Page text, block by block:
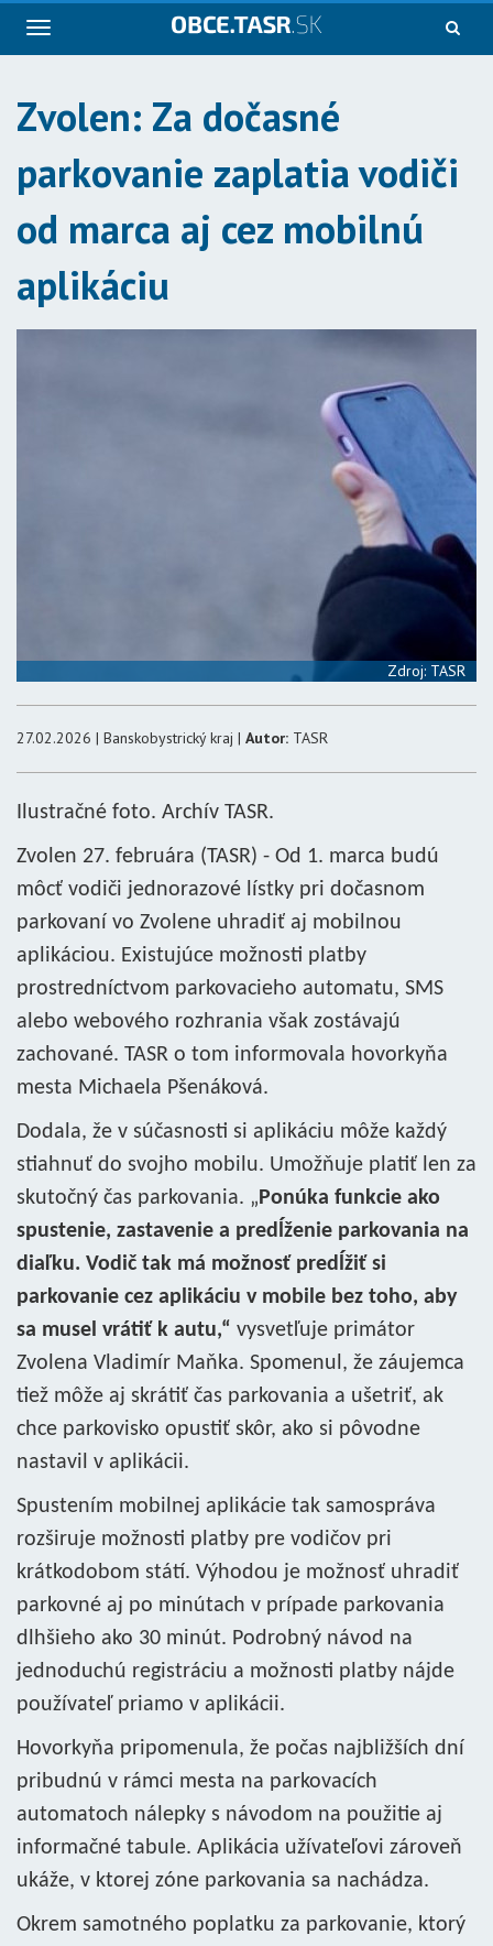
Navigácia
Zvolen: Za dočasné
parkovanie zaplatia vodiči
od marca aj cez mobilnú
aplikáciu
Zdroj: TASR
27.02.2026 | Banskobystrický kraj | Autor: TASR
Ilustračné foto. Archív TASR.
Zvolen 27. februára (TASR) - Od 1. marca budú
môcť vodiči jednorazové lístky pri dočasnom
parkovaní vo Zvolene uhradiť aj mobilnou
aplikáciou. Existujúce možnosti platby
prostredníctvom parkovacieho automatu, SMS
alebo webového rozhrania však zostávajú
zachované. TASR o tom informovala hovorkyňa
mesta Michaela Pšenáková.
Dodala, že v súčasnosti si aplikáciu môže každý
stiahnuť do svojho mobilu. Umožňuje platiť len za
skutočný čas parkovania. „Ponúka funkcie ako
spustenie, zastavenie a predĺženie parkovania na
diaľku. Vodič tak má možnosť predĺžiť si
parkovanie cez aplikáciu v mobile bez toho, aby
sa musel vrátiť k autu,“ vysvetľuje primátor
Zvolena Vladimír Maňka. Spomenul, že záujemca
tiež môže aj skrátiť čas parkovania a ušetriť, ak
chce parkovisko opustiť skôr, ako si pôvodne
nastavil v aplikácii.
Spustením mobilnej aplikácie tak samospráva
rozširuje možnosti platby pre vodičov pri
krátkodobom státí. Výhodou je možnosť uhradiť
parkovné aj po minútach v prípade parkovania
dlhšieho ako 30 minút. Podrobný návod na
jednoduchú registráciu a možnosti platby nájde
používateľ priamo v aplikácii.
Hovorkyňa pripomenula, že počas najbližších dní
pribudnú v rámci mesta na parkovacích
automatoch nálepky s návodom na použitie aj
informačné tabule. Aplikácia užívateľovi zároveň
ukáže, v ktorej zóne parkovania sa nachádza.
Okrem samotného poplatku za parkovanie, ktorý